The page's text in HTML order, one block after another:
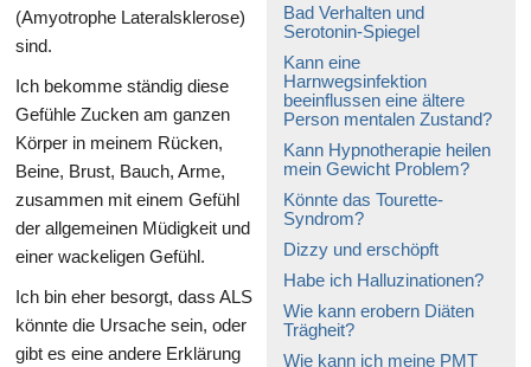
Bad Verhalten und
Serotonin-Spiegel
Kann eine
Harnwegsinfektion
beeinflussen eine ältere
Person mentalen Zustand?
Kann Hypnotherapie heilen
mein Gewicht Problem?
Könnte das Tourette-
Syndrom?
Dizzy und erschöpft
Habe ich Halluzinationen?
Wie kann erobern Diäten
Trägheit?
Wie kann ich meine PMT
(Amyotrophe Lateralsklerose)
sind.
Ich bekomme ständig diese
Gefühle Zucken am ganzen
Körper in meinem Rücken,
Beine, Brust, Bauch, Arme,
zusammen mit einem Gefühl
der allgemeinen Müdigkeit und
einer wackeligen Gefühl.
Ich bin eher besorgt, dass ALS
könnte die Ursache sein, oder
gibt es eine andere Erklärung